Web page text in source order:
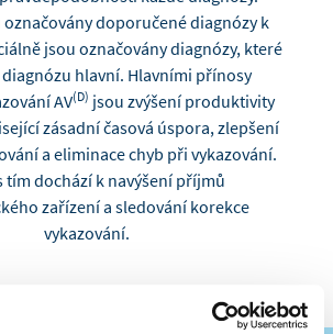
doporučené diagnózy k
jsou označovány diagnózy, které
hlavní. Hlavními přínosy
AV(D) jsou zvýšení produktivity
zásadní časová úspora, zlepšení
a eliminace chyb při vykazování.
tím dochází k navýšení příjmů
zařízení a sledování korekce
vykazování.